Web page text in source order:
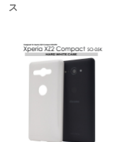
ス